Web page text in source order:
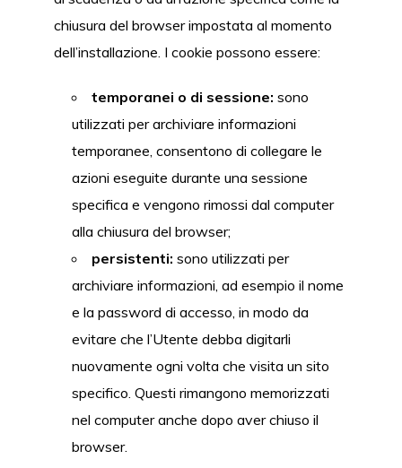
chiusura del browser impostata al momento
dell’installazione. I cookie possono essere:
temporanei o di sessione: sono
utilizzati per archiviare informazioni
temporanee, consentono di collegare le
azioni eseguite durante una sessione
specifica e vengono rimossi dal computer
alla chiusura del browser;
persistenti: sono utilizzati per
archiviare informazioni, ad esempio il nome
e la password di accesso, in modo da
evitare che l’Utente debba digitarli
nuovamente ogni volta che visita un sito
specifico. Questi rimangono memorizzati
nel computer anche dopo aver chiuso il
browser.